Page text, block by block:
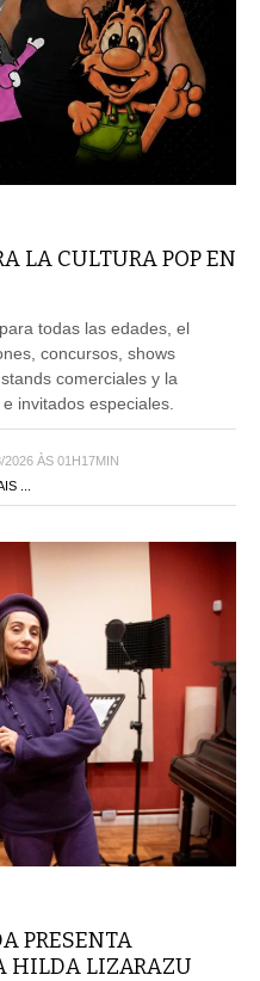
LA CULTURA POP EN
todas las edades, el
concursos, shows
comerciales y la
invitados especiales.
2026 ÀS 01H17MIN
...
PRESENTA
HILDA LIZARAZU